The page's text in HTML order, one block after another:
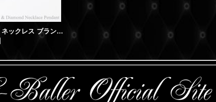
プラチナ ダイヤ ネックレス ブランド ペンダント